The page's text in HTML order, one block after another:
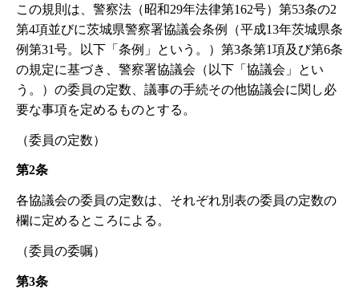
この規則は、警察法（昭和29年法律第162号）第53条の2
第4項並びに茨城県警察署協議会条例（平成13年茨城県条
例第31号。以下「条例」という。）第3条第1項及び第6条
の規定に基づき、警察署協議会（以下「協議会」とい
う。）の委員の定数、議事の手続その他協議会に関し必
要な事項を定めるものとする。
（委員の定数）
第2条
各協議会の委員の定数は、それぞれ別表の委員の定数の
欄に定めるところによる。
（委員の委嘱）
第3条